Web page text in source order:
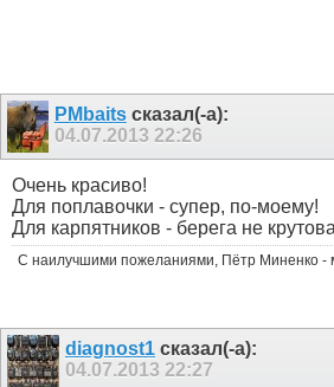
PMbaitsсказал(-а):
04.07.2013 22:26
Очень красиво!
Для поплавочки - супер, по-моему!
Для карпятников - берега не
С наилучшими пожеланиями, Пётр Миненко -
diagnost1 сказал(-а):
04.07.2013 22:27